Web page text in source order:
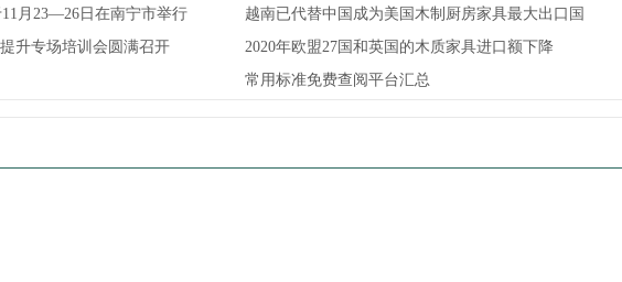
月23—26日在南宁市举行
升专场培训会圆满召开
越南已代替中国成为美国木制厨房家具最大出口国
2020年欧盟27国和英国的木质家具进口额下降
常用标准免费查阅平台汇总